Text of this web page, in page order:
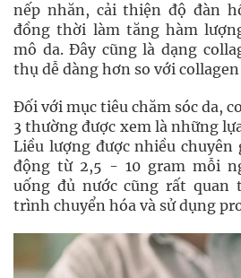
nếp nhăn, cải thiện độ đàn
đồng thời làm tăng hàm
mô da. Đây cũng là dạng
thụ dễ dàng hơn so với
Đối với mục tiêu chăm sóc da,
3 thường được xem là những
Liều lượng được nhiều chuyên
động từ 2,5 - 10 gram mỗi
uống đủ nước cũng rất quan
trình chuyển hóa và sử dụng